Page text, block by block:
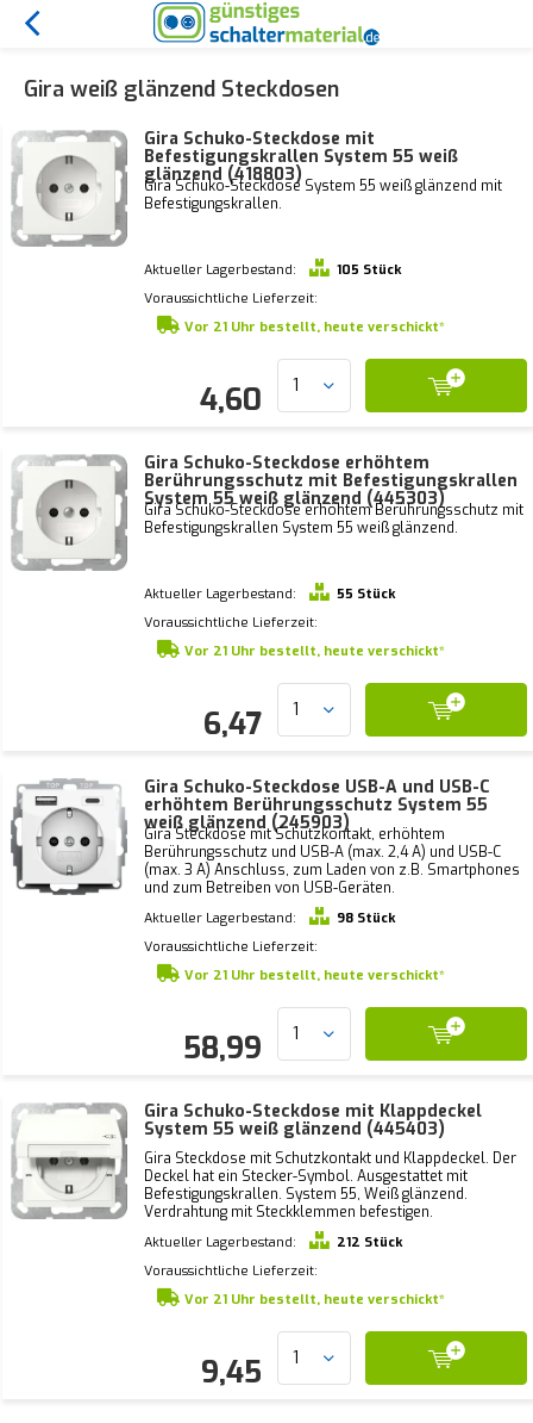
Gira weiß glänzend Steckdosen
Gira Schuko-Steckdose mit
Befestigungskrallen System 55 weiß
glänzend (418803)
Gira Schuko-Steckdose System 55 weiß glänzend mit
Befestigungskrallen.
Aktueller Lagerbestand:
105 Stück
Voraussichtliche Lieferzeit:
Vor 21 Uhr bestellt, heute verschickt*
4,60
Gira Schuko-Steckdose erhöhtem
Berührungsschutz mit Befestigungskrallen
System 55 weiß glänzend (445303)
Gira Schuko-Steckdose erhöhtem Berührungsschutz mit
Befestigungskrallen System 55 weiß glänzend.
Aktueller Lagerbestand:
55 Stück
Voraussichtliche Lieferzeit:
Vor 21 Uhr bestellt, heute verschickt*
6,47
Gira Schuko-Steckdose USB-A und USB-C
erhöhtem Berührungsschutz System 55
weiß glänzend (245903)
Gira Steckdose mit Schutzkontakt, erhöhtem
Berührungsschutz und USB-A (max. 2,4 A) und USB-C
(max. 3 A) Anschluss, zum Laden von z.B. Smartphones
und zum Betreiben von USB-Geräten.
Aktueller Lagerbestand:
98 Stück
Voraussichtliche Lieferzeit:
Vor 21 Uhr bestellt, heute verschickt*
58,99
Gira Schuko-Steckdose mit Klappdeckel
System 55 weiß glänzend (445403)
Gira Steckdose mit Schutzkontakt und Klappdeckel. Der
Deckel hat ein Stecker-Symbol. Ausgestattet mit
Befestigungskrallen. System 55, Weiß glänzend.
Verdrahtung mit Steckklemmen befestigen.
Aktueller Lagerbestand:
212 Stück
Voraussichtliche Lieferzeit:
Vor 21 Uhr bestellt, heute verschickt*
9,45